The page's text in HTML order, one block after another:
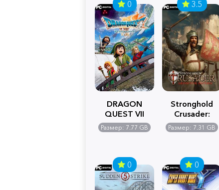
0
DRAGON
QUEST VII
Reimagined
Размер: 7.77 GB
3.5
Stronghold
Crusader:
Definitive
Edition
Размер: 7.31 GB
0 0